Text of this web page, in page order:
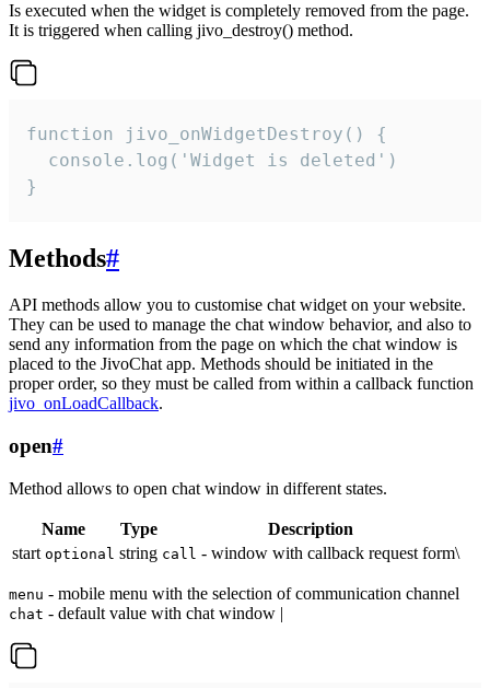
Is executed when the widget is completely removed from the page.
It is triggered when calling jivo_destroy() method.
function jivo_onWidgetDestroy() {
  console.log('Widget is deleted')
}
Methods#
API methods allow you to customise chat widget on your website.
They can be used to manage the chat window behavior, and also to
send any information from the page on which the chat window is
placed to the JivoChat app. Methods should be initiated in the
proper order, so they must be called from within a callback function
jivo_onLoadCallback.
open#
Method allows to open chat window in different states.
Name Type
Description
start optional string call - window with callback request form\
menu - mobile menu with the selection of communication channel
chat - default value with chat window |